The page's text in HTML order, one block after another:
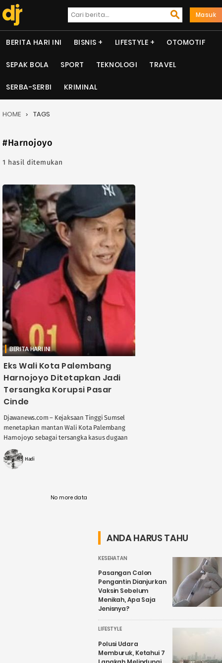
Masuk
BERITA HARI INI BISNIS LIFESTYLE OTOMOTIF
SEPAK BOLA SPORT TEKNOLOGI TRAVEL
SERBA-SERBI KRIMINAL
HOME TAGS
#Harnojoyo
1 hasil ditemukan
BERITA HARI INI
Eks Wali Kota Palembang
Harnojoyo Ditetapkan Jadi
Tersangka Korupsi Pasar
Cinde
Djawanews.com – Kejaksaan Tinggi Sumsel
menetapkan mantan Wali Kota Palembang
Harnojoyo sebagai tersangka kasus dugaan
Palembang. Harnojoyo ditetapkan sebagai
tersangka setelah diperiksa ....
MS Hadi
No more data
ANDA HARUS TAHU
KESEHATAN
Pasangan Calon
Pengantin Dianjurkan
Vaksin Sebelum
Menikah, Apa Saja
Jenisnya?
LIFESTYLE
Polusi Udara
Memburuk, Ketahui 7